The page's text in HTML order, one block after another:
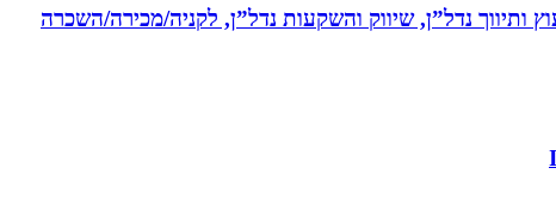
ותיווך נדל”ן, שיווק והשקעות נדל”ן, לקניה/מכירה/השכרה